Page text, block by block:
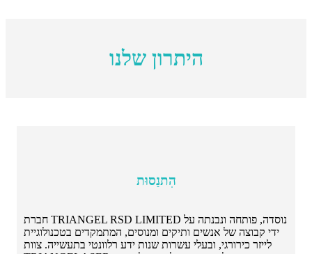
היתרון שלנו
הִתנַסוּת
חברת TRIANGEL RSD LIMITED נוסדה, פותחה ונבנתה על
ידי קבוצה של אנשים ותיקים ומנוסים, המתמקדים בטכנולוגיית
לייזר כירורגי, ובעלי עשרות שנות ידע רלוונטי בתעשייה. צוות